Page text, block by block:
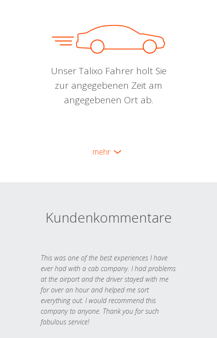
Unser Talixo Fahrer holt Sie
zur angegebenen Zeit am
angegebenen Ort ab.
mehr
Kundenkommentare
This was one of the best experiences I have
ever had with a cab company. I had problems
at the airport and the driver stayed with me
for over an hour and helped me sort
everything out. I would recommend this
company to anyone. Thank you for such
fabulous service!